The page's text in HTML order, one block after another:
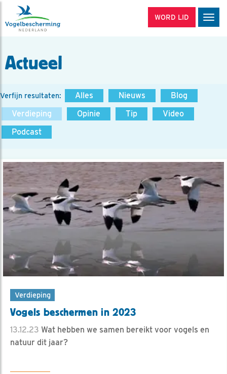
WORD LID
Actueel
Verfijn resultaten: Alles Nieuws
Blog
Verdieping
Opinie Tip
Video
Podcast
Verdieping
Vogels beschermen in 2023
13.12.23 Wat hebben we samen bereikt voor vogels en
natuur dit jaar?